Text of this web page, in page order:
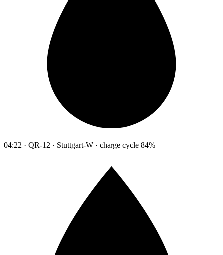
04:22 · QR-12 · Stuttgart-W · charge cycle 84%